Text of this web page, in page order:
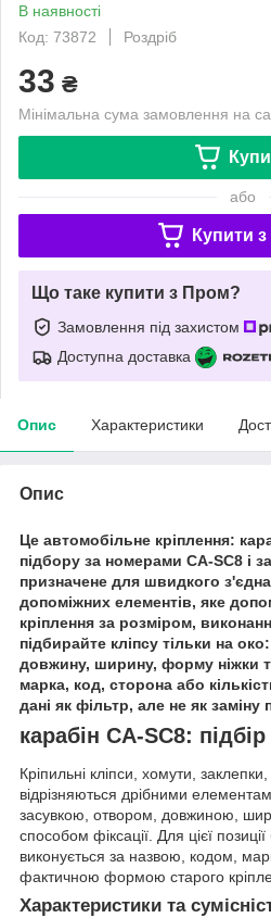
В наявності
Код: 73872
Роздріб
33 ₴
Мінімальна сума замовлення на
або
Купити з
Що таке купити з Пром?
Замовлення під захистом
Доступна доставка
Опис Характеристики
Опис
Це автомобільне кріплення:
підбору за номерами CA-SC8 і
призначене для швидкого
допоміжних елементів, яке
кріплення за розміром,
підбирайте кліпсу тільки на
довжину, ширину, форму ніжки
марка, код, сторона або
дані як фільтр, але не як заміну
карабін CA-SC8:
Кріпильні кліпси, хомути,
відрізняються дрібними
засувкою, отвором, довжиною,
способом фіксації. Для цієї
виконується за назвою, кодом,
фактичною формою старого
Характеристики та